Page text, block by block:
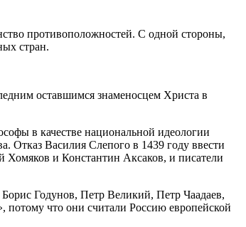
противоположностей. С одной стороны,
стран.
оставшимся знаменосцем Христа в
в качестве национальной идеологии
Отказ Василия Слепого в 1439 году ввести
Хомяков и Константин Аксаков, и писатели
Годунов, Петр Великий, Петр Чаадаев,
что они считали Россию европейской